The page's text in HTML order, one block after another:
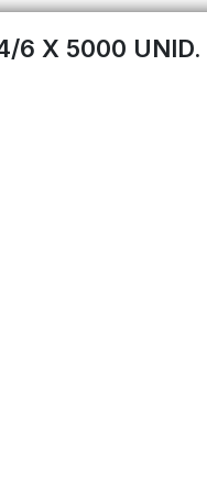
6 X 5000 UNID.